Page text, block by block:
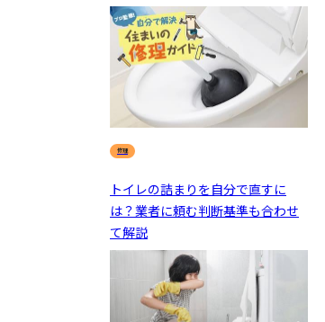
修理
トイレの詰まりを自分で直すに
は？業者に頼む判断基準も合わせ
て解説